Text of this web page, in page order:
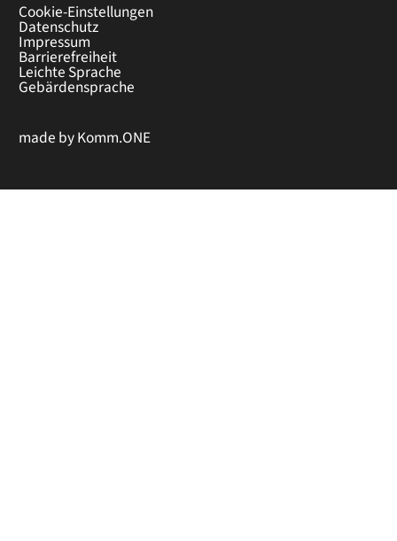
Cookie-Einstellungen
Datenschutz
Impressum
Barrierefreiheit
Leichte Sprache
Gebärdensprache
made byKomm.ONE